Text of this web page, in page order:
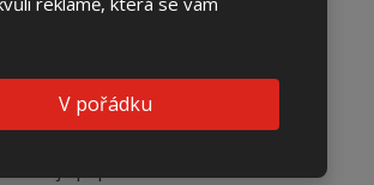
V pořádku
estetiku
jakékoli vlnění
mechanickému
v úhlu 200